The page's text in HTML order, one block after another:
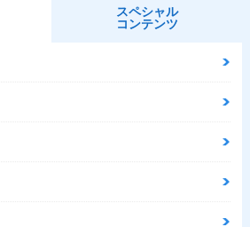
スペシャル
コンテンツ